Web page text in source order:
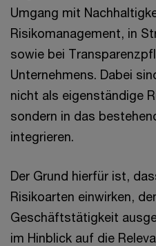
Umgang mit
Risikomanagement, in
sowie bei
Unternehmens. Dabei
nicht als eigenständige
sondern in das
integrieren.
Der Grund hierfür ist,
Risikoarten einwirken,
Geschäftstätigkeit
im Hinblick auf die